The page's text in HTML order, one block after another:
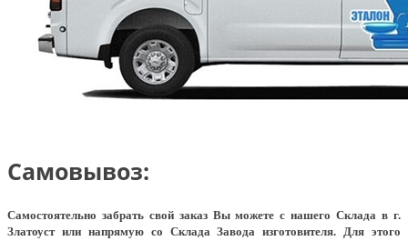
Самовывоз:
Самостоятельно забрать свой заказ Вы можете с нашего Склада в г.
Златоуст или напрямую со Склада Завода изготовителя. Для этого